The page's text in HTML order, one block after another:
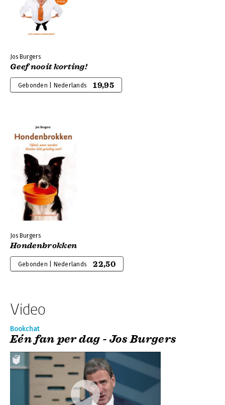
Jos Burgers
Geef nooit korting!
Gebonden | Nederlands 19,95
Jos Burgers
Hondenbrokken
Gebonden | Nederlands 22,50
Video
Bookchat
Eén fan per dag - Jos Burgers